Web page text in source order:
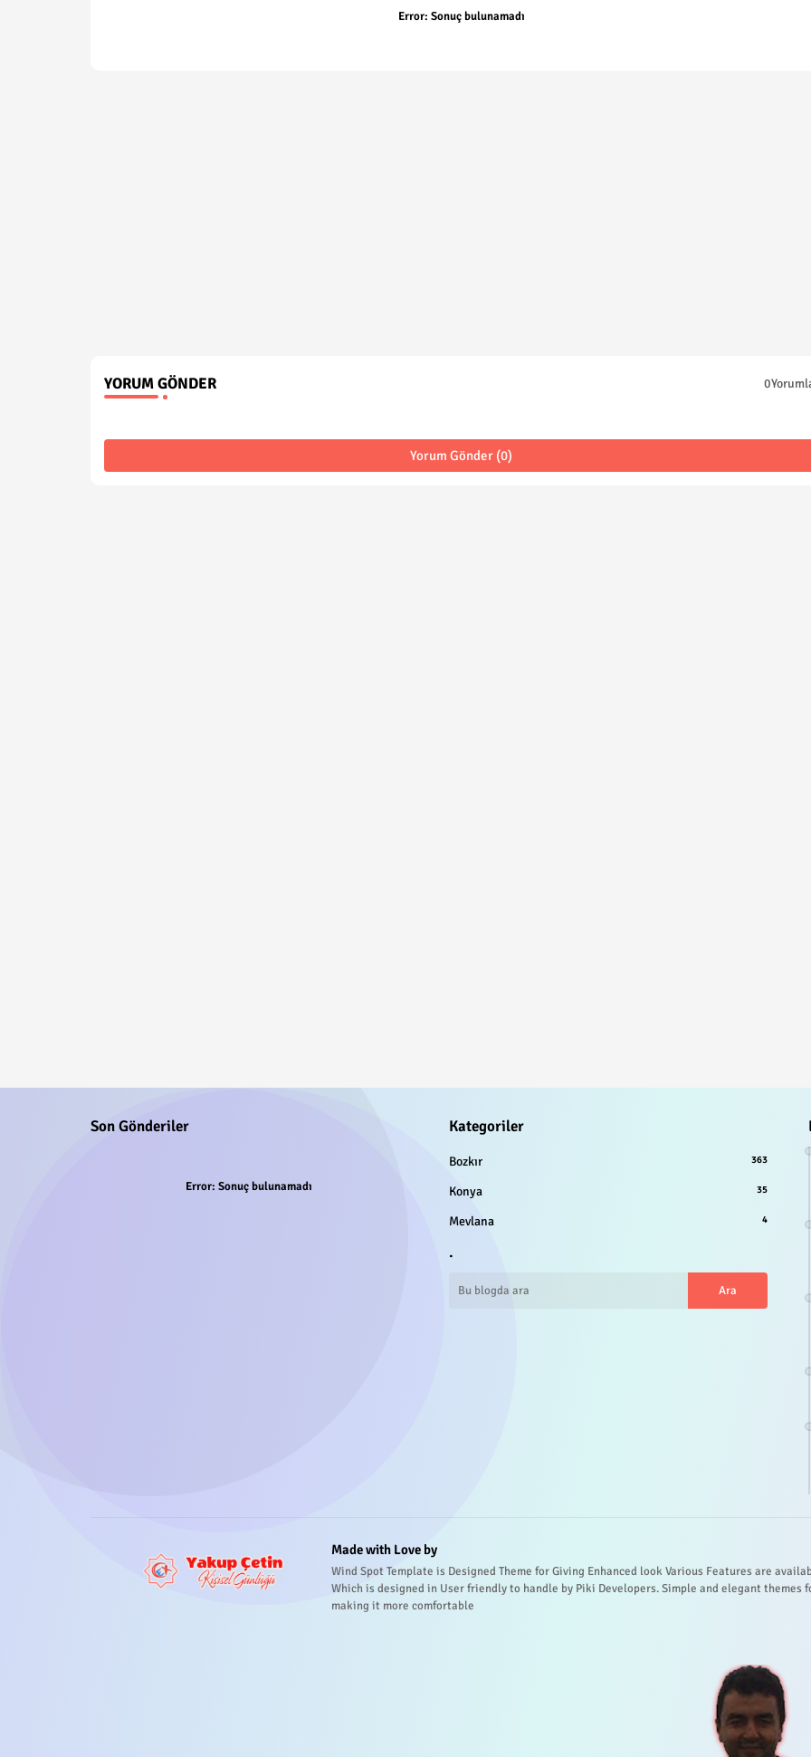
Error: Sonuç bulunamadı
YORUM GÖNDER
Yorum Gönder (0)
Son Gönderiler
Error: Sonuç bulunamadı
Kategoriler
Bozkır 363
Konya 35
Mevlana 4
.
Made with Love by
Wind Spot Template is Designed Theme for Giving Enhanced look Various Features are
Which is designed in User friendly to handle by Piki Developers. Simple and elegant themes
making it more comfortable